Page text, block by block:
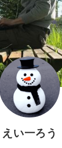
えい一ろう